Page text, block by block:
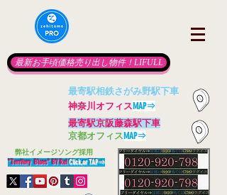
最新お手頃価格売り出し物件！LIFULL
最寄駅相鉄さがみ野駅下車
神奈川オフィス MAP⇒
最寄駅京阪藤森駅下車
京都オフィス MAP⇒
弊社イメージソング採用
"Territory Blues" BY ReiClick,or TAP⇒